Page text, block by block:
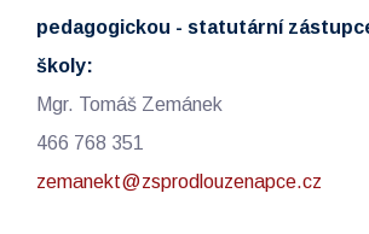
pedagogickou - statutární
školy:
Mgr. Tomáš Zemánek
466 768 351
zemanekt@zsprodlouzenapce.cz